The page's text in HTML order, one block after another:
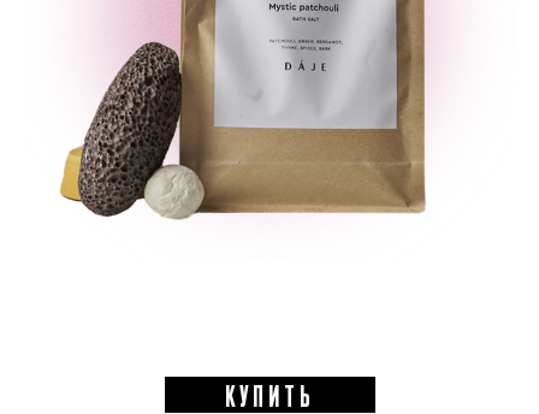
КУПИТЬ